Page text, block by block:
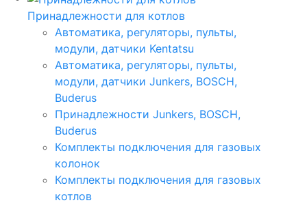
Принадлежности для котлов
Автоматика, регуляторы, пульты,
модули, датчики Kentatsu
Автоматика, регуляторы, пульты,
модули, датчики Junkers, BOSCH,
Buderus
Принадлежности Junkers, BOSCH,
Buderus
Комплекты подключения для газовых
колонок
Комплекты подключения для газовых
котлов